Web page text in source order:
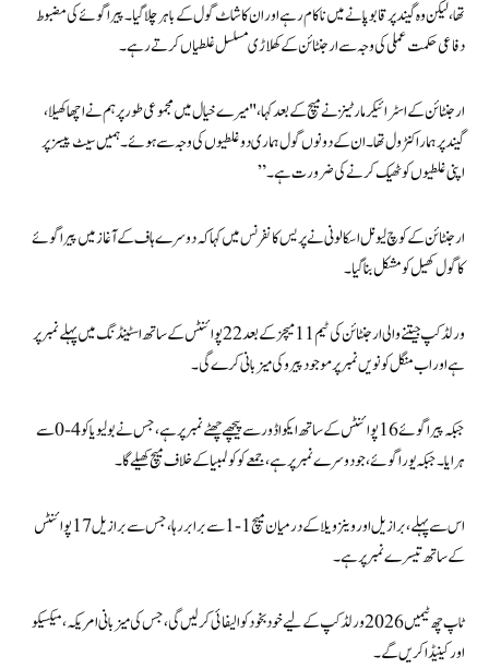
تھا، لیکن وہ گیند پر قابو پانے میں ناکام رہے اور ان کا شاٹ گول کے باہر چلا گیا۔ پیراگوئے کی مضبوط
دفاعی حکمت عملی کی وجہ سے ارجنٹائن کے کھلاڑی مسلسل غلطیاں کرتے رہے۔
ارجنٹائن کے اسٹرائیکر مارٹینز نے میچ کے بعد کہا، "میرے خیال میں مجموعی طور پر ہم نے اچھا کھیلا،
گیند پر ہمارا کنٹرول تھا۔ ان کے دونوں گول ہماری دو غلطیوں کی وجہ سے ہوئے۔ ہمیں سیٹ پیسز پر
اپنی غلطیوں کو ٹھیک کرنے کی ضرورت ہے۔”
ارجنٹائن کے کوچ لیونل اسکالونی نے پریس کانفرنس میں کہا کہ دوسرے ہاف کے آغاز میں پیراگوئے
کا گول کھیل کو مشکل بنا گیا۔
ورلڈ کپ جیتنے والی ارجنٹائن کی ٹیم 11 میچز کے بعد 22 پوائنٹس کے ساتھ اسٹینڈنگ میں پہلے نمبر پر
ہے اور اب منگل کو نویں نمبر پر موجود پیرو کی میزبانی کرے گی۔
جبکہ پیراگوئے 16 پوائنٹس کے ساتھ ایکواڈور سے پیچھے چھٹے نمبر پر ہے، جس نے بولیویا کو 4-0 سے
ہرایا۔ جبکہ یوراگوئے، جو دوسرے نمبر پر ہے، جمعے کو کولمبیا کے خلاف میچ کھیلے گا۔
اس سے پہلے، برازیل اور وینزویلا کے درمیان میچ 1-1 سے برابر رہا، جس سے برازیل 17 پوائنٹس
کے ساتھ تیسرے نمبر پر ہے۔
ٹاپ چھ ٹیمیں 2026 ورلڈ کپ کے لیے خود بخود کوالیفائی کر لیں گی، جس کی میزبانی امریکہ، میکسیکو
اور کینیڈا کریں گے۔